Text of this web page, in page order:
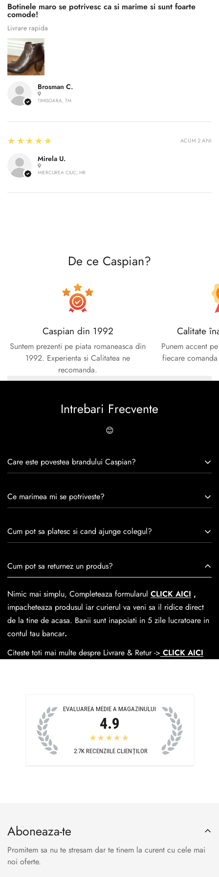
Brosman C.
TIMISOARA, TM
Botinele maro se potrivesc ca si marime si sunt foarte
comode!
Livrare rapida
Mirela U.
MIERCUREA CIUC, HR
5
★★★★★ ACUM 2 ANI
De ce Caspian?
Caspian din 1992
Suntem prezenti pe piata romaneasca din
1992. Experienta si Calitatea ne
recomanda.
Calitate
Punem accent
fiecare
Intrebari Frecvente
😊
Care este povestea brandului Caspian?
experiență de peste 30 de ani în industria modei, Caspian se
satisfacția clienților.Fiecare pereche de încălțăminte Caspian
este creată cu mândrie de meșteri pricepuți, care aduc la
trecerea timpului.
Ce marimea mi se potriveste?
Cum pot sa platesc si cand ajunge colegul?
medie livrarea dureaza 1-2 zilelucratoare prin
Easybox-ul Emag.
Cosul de livrareeste 15 lei pentru o comanda mai mica de
390 lei si Gratuit pentru o comanda de peste 390 lei.
Cum pot sa returnez un produs?
Nimic mai simplu, Completeaza formularul CLICK AICI ,
impacheteaza produsul iar curierul va veni sa il ridice direct
de la tine de acasa. Banii sunt inapoiati in 5 zile lucratoare in
contul tau bancar.
Citeste toti mai multe despre Livrare & Retur -> CLICK AICI
EVALUAREA MEDIE A MAGAZINULUI
4.9
★★★★★
2.7K RECENZIILE CLIENȚILOR
Aboneaza-te
Promitem sa nu te stresam dar te tinem la curent cu cele mai
noi oferte.
Confirm your age